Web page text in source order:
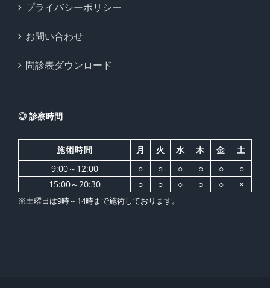
プライバシーポリシー
お問い合わせ
問診表ダウンロード
◎ 診察時間
施術時間 月 火 水 木 金
土
9:00～12:00
○ ○ ○ ○ ○
○
15:00～20:30
○ ○ ○ ○ ○ ×
※土曜日は9時～14時まで施術しております。